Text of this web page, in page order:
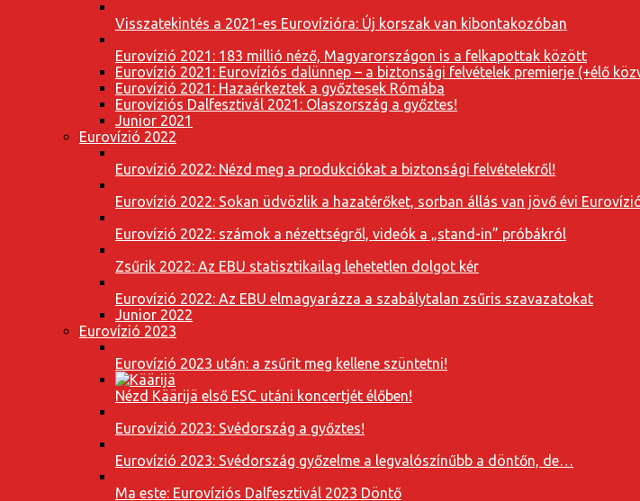
Visszatekintés a 2021-es Eurovízióra: Új korszak van kibontakozóban
Eurovízió 2021: 183 millió néző, Magyarországon is a felkapottak között
Eurovízió 2021: Eurovíziós dalünnep – a biztonsági felvételek premierje (+élő
Eurovízió 2021: Hazaérkeztek a győztesek Rómába
Eurovíziós Dalfesztivál 2021: Olaszország a győztes!
Junior 2021
Eurovízió 2022
Eurovízió 2022: Nézd meg a produkciókat a biztonsági felvételekről!
Eurovízió 2022: Sokan üdvözlik a hazatérőket, sorban állás van jövő évi
Eurovízió 2022: számok a nézettségről, videók a „stand-in” próbákról
Zsűrik 2022: Az EBU statisztikailag lehetetlen dolgot kér
Eurovízió 2022: Az EBU elmagyarázza a szabálytalan zsűris szavazatokat
Junior 2022
Eurovízió 2023
Eurovízió 2023 után: a zsűrit meg kellene szüntetni!
Nézd Käärijä első ESC utáni koncertjét élőben!
Eurovízió 2023: Svédország a győztes!
Eurovízió 2023: Svédország győzelme a legvalószínűbb a döntőn, de…
Ma este: Eurovíziós Dalfesztivál 2023 Döntő